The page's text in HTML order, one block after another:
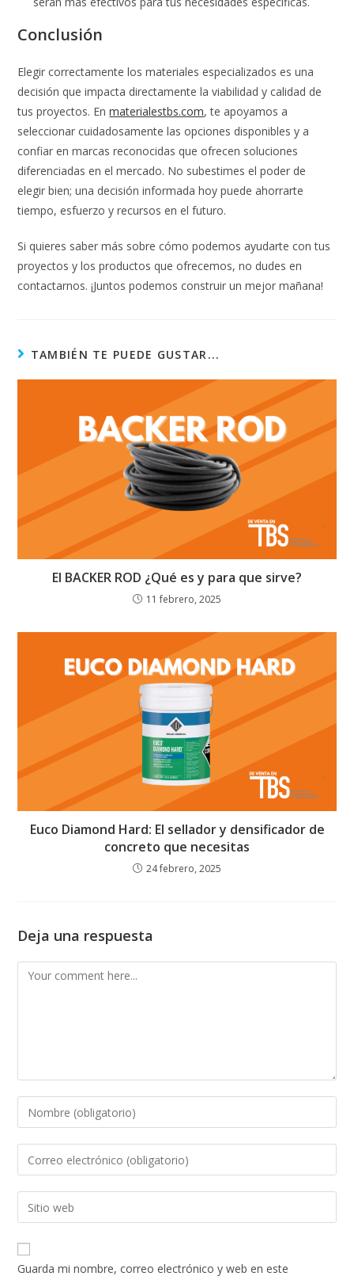
Conclusión
Elegir correctamente los materiales especializados es una
decisión que impacta directamente la viabilidad y calidad de
tus proyectos. Enmaterialestbs.com, te apoyamos a
seleccionar cuidadosamente las opciones disponibles y a
confiar en marcas reconocidas que ofrecen soluciones
diferenciadas en el mercado. No subestimes el poder de
elegir bien; una decisión informada hoy puede ahorrarte
tiempo, esfuerzo y recursos en el futuro.
Si quieres saber más sobre cómo podemos ayudarte con tus
proyectos y los productos que ofrecemos, no dudes en
contactarnos. ¡Juntos podemos construir un mejor mañana!
TAMBIÉN TE PUEDE GUSTAR...
El BACKER ROD ¿Qué es y para que sirve?
11 febrero, 2025
Euco Diamond Hard: El sellador y densificador de
concreto que necesitas
24 febrero, 2025
Deja una respuesta
Guarda mi nombre, correo electrónico y web en este